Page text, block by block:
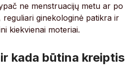
ne menstruacijų metu ar po
reguliari ginekologinė patikra ir
kiekvienai moteriai.
kada būtina kreiptis